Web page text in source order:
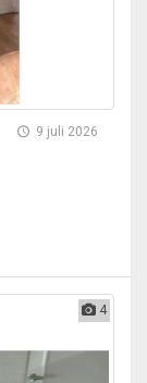
9 juli 2026
4